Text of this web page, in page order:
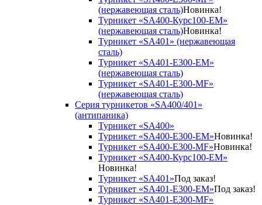
(нержавеющая сталь)Новинка!
Турникет «SA400-Курс100-EM»
(нержавеющая сталь)Новинка!
Турникет «SA401» (нержавеющая
сталь)
Турникет «SA401-E300-EM»
(нержавеющая сталь)
Турникет «SA401-E300-MF»
(нержавеющая сталь)
Серия турникетов «SA400/401»
(антипаника)
Турникет «SA400»
Турникет «SA400-Е300-EM»Новинка!
Турникет «SA400-Е300-MF»Новинка!
Турникет «SA400-Курс100-EM»
Новинка!
Турникет «SA401»Под заказ!
Турникет «SA401-E300-EM»Под заказ!
Турникет «SA401-E300-MF»